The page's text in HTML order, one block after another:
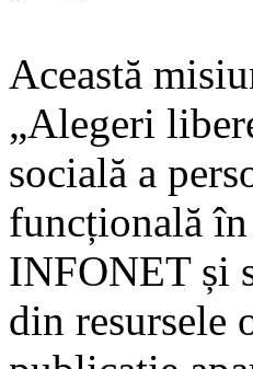
Această
„Alegeri
socială a
funcțională
INFONET și
din resursele